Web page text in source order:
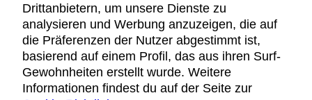
RECHTLICHER HINWEIS
DATENSCHUTZICHTLINIE
COOKIES
Drittanbietern, um unsere Dienste zu
analysieren und Werbung anzuzeigen, die auf
die Präferenzen der Nutzer abgestimmt ist,
basierend auf einem Profil, das aus ihren Surf-
Gewohnheiten erstellt wurde. Weitere
Informationen findest du auf der Seite zur